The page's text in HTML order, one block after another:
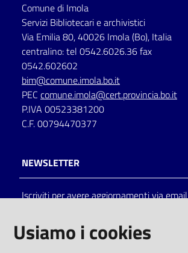
Seguici
su
Catalogo
Eventi
Comune di Imola
Servizi Bibliotecari e archivistici
Via Emilia 80, 40026 Imola (Bo), Italia
centralino: tel 0542.6026.36 fax
0542.602602
bim@comune.imola.bo.it
PEC comune.imola@cert.provincia.bo.it
P.IVA 00523381200
C.F. 00794470377
NEWSLETTER
Iscriviti per avere aggiornamenti via email
Usiamo i cookies